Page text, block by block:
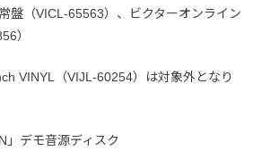
盤（VICL-65563）、ビクターオンライン
）
VINYL（VIJL-60254）は対象外となり
」デモ音源ディスク